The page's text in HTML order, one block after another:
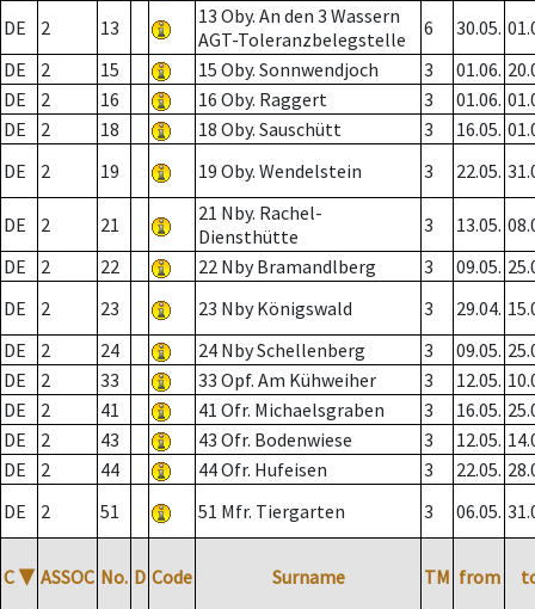
DE
2 13
13 Oby. An den 3 Wassern
AGT-Toleranzbelegstelle
6 30.05.
DE
2 15 15 Oby. Sonnwendjoch 3 01.06.
DE
2 16 16 Oby. Raggert 3 01.06.
DE
2 18 18 Oby. Sauschütt 3 16.05.
DE
2 19 19 Oby. Wendelstein 3 22.05.
DE 2 21
21 Nby. Rachel-
Diensthütte
3 13.05.
DE
2 22 22 Nby Bramandlberg 3 09.05.
DE
2 23 23 Nby Königswald 3 29.04.
DE
2 24 24 Nby Schellenberg 3 09.05.
DE
2 33 33 Opf. Am Kühweiher 3 12.05.
DE
2 41 41 Ofr. Michaelsgraben 3 16.05.
DE
2 43 43 Ofr. Bodenwiese 3 12.05.
DE
2 44 44 Ofr. Hufeisen 3 22.05.
DE
2 51 51 Mfr. Tiergarten 3 06.05.
C ▼ ASSOC No. D Code Surname TM from